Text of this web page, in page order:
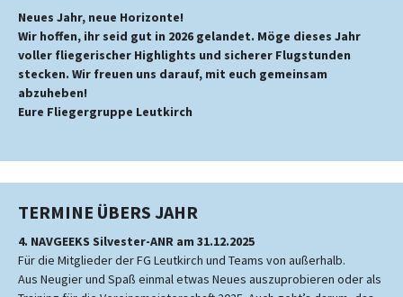
Neues Jahr, neue Horizonte!
Wir hoffen, ihr seid gut in 2026 gelandet. Möge dieses Jahr
voller fliegerischer Highlights und sicherer Flugstunden
stecken. Wir freuen uns darauf, mit euch gemeinsam
abzuheben!
Eure Fliegergruppe Leutkirch
TERMINE ÜBERS JAHR
4. NAVGEEKS Silvester-ANR am 31.12.2025
Für die Mitglieder der FG Leutkirch und Teams von außerhalb.
Aus Neugier und Spaß einmal etwas Neues auszuprobieren oder als